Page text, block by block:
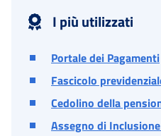
I più utilizzati
Portale dei Pagamenti
Fascicolo
Cedolino della
Assegno di